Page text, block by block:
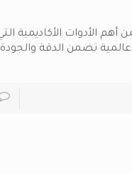
الأدوات الأكاديمية
تضمن الدقة